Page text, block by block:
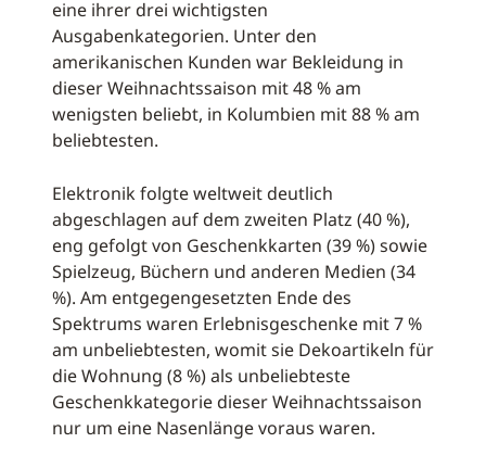
eine ihrer drei wichtigsten
Ausgabenkategorien. Unter den
amerikanischen Kunden war Bekleidung in
dieser Weihnachtssaison mit 48 % am
wenigsten beliebt, in Kolumbien mit 88 % am
beliebtesten.
Elektronik folgte weltweit deutlich
abgeschlagen auf dem zweiten Platz (40 %),
eng gefolgt von Geschenkkarten (39 %) sowie
Spielzeug, Büchern und anderen Medien (34
%). Am entgegengesetzten Ende des
Spektrums waren Erlebnisgeschenke mit 7 %
am unbeliebtesten, womit sie Dekoartikeln für
die Wohnung (8 %) als unbeliebteste
Geschenkkategorie dieser Weihnachtssaison
nur um eine Nasenlänge voraus waren.